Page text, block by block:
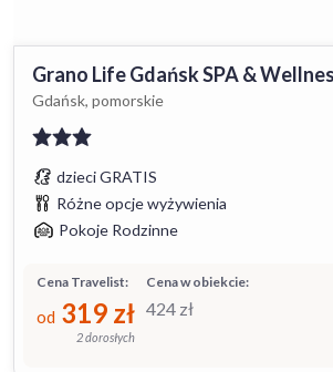
Grano Life Gdańsk SPA &
Gdańsk, pomorskie
dzieci GRATIS
Różne opcje wyżywienia
Pokoje Rodzinne
Cena w obiekcie:
424 zł
Cena Travelist:
od 319 zł
2 dorosłych